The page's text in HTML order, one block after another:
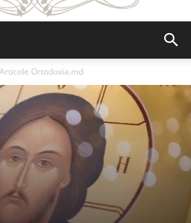
Articole Ortodoxia.md